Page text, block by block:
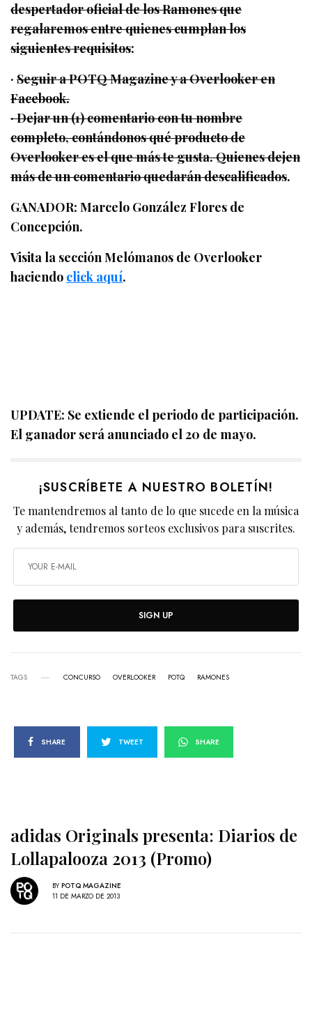
despertador oficial de los Ramones que
regalaremos entre quienes cumplan los
siguientes requisitos:
·Seguir a POTQ Magazine y a Overlooker en
Facebook.
· Dejar un (1) comentario con tu nombre
completo, contándonos qué producto de
Overlooker es el que más te gusta. Quienes dejen
más de un comentario quedarán descalificados.
GANADOR: Marcelo González Flores de
Concepción.
Visita la sección Melómanos de Overlooker
haciendo click aquí.
UPDATE: Se extiende el periodo de participación.
El ganador será anunciado el 20 de mayo.
¡SUSCRÍBETE A NUESTRO BOLETÍN!
Te mantendremos al tanto de lo que sucede en la música
y además, tendremos sorteos exclusivos para suscrites.
SIGN UP
TAGS CONCURSO OVERLOOKER POTQ RAMONES
SHARE TWEET SHARE
adidas Originals presenta: Diarios de
Lollapalooza 2013 (Promo)
BY POTQ MAGAZINE
11 DE MARZO DE 2013